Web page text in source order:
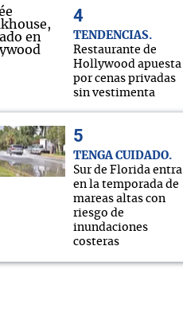
TENDENCIAS
Restaurante de
Hollywood apuesta
por cenas privadas
sin vestimenta
TENGA CUIDADO
Sur de Florida entra
en la temporada de
mareas altas con
riesgo de
inundaciones
costeras